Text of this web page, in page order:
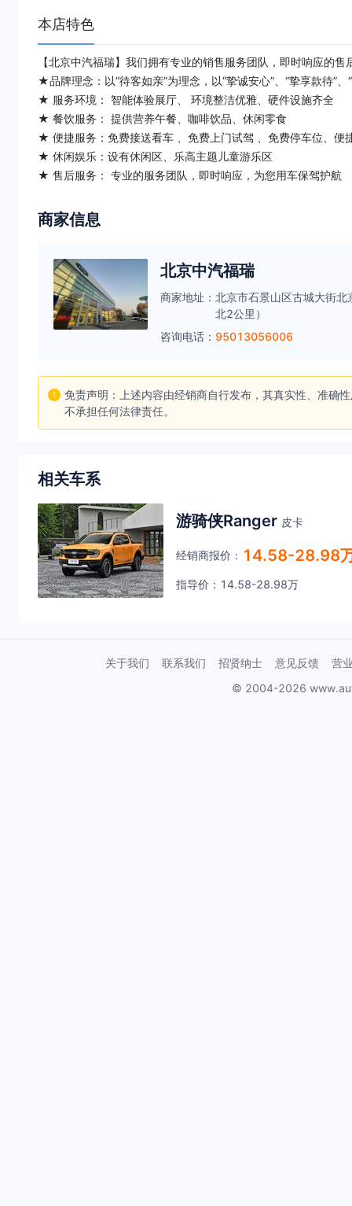
本店特色
【北京中汽福瑞】我们拥有专业的销售服务团队，即时响应的
★品牌理念：以“待客如亲”为理念，以“挚诚安心”、“挚享款待”
★ 服务环境： 智能体验展厅、 环境整洁优雅、硬件设施齐全
★ 餐饮服务： 提供营养午餐、咖啡饮品、休闲零食
★ 便捷服务：免费接送看车 、免费上门试驾 、免费停车位、便
★ 休闲娱乐：设有休闲区、乐高主题儿童游乐区
★ 售后服务： 专业的服务团队，即时响应，为您用车保驾护航
商家信息
北京中汽福瑞
商家地址： 北京市石景山区古城大街
北2公里）
咨询电话： 95013056006
免责声明：上述内容由经销商自行发布，其真实性、准确
不承担任何法律责任。
相关车系
游骑侠Ranger 皮卡
经销商报价： 14.58-28.98
指导价：14.58-28.98万
关于我们 联系我们 招贤纳士 意见反馈
营
© 2004-2026